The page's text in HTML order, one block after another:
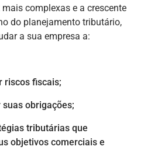
complexas e a crescente
do planejamento tributário,
a sua empresa a:
riscos fiscais;
obrigações;
tributárias que
objetivos comerciais e